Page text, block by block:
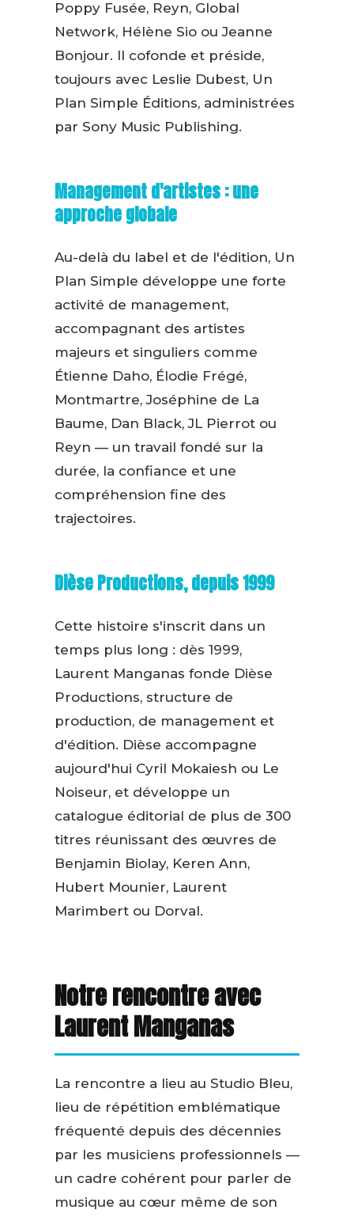
Poppy Fusée, Reyn, Global
Network, Hélène Sio ou Jeanne
Bonjour. Il cofonde et préside,
toujours avec Leslie Dubest, Un
Plan Simple Éditions, administrées
par Sony Music Publishing.
Management d'artistes : une
approche globale
Au-delà du label et de l'édition, Un
Plan Simple développe une forte
activité de management,
accompagnant des artistes
majeurs et singuliers comme
Étienne Daho, Élodie Frégé,
Montmartre, Joséphine de La
Baume, Dan Black, JL Pierrot ou
Reyn — un travail fondé sur la
durée, la confiance et une
compréhension fine des
trajectoires.
Dièse Productions, depuis 1999
Cette histoire s'inscrit dans un
temps plus long : dès 1999,
Laurent Manganas fonde Dièse
Productions, structure de
production, de management et
d'édition. Dièse accompagne
aujourd'hui Cyril Mokaiesh ou Le
Noiseur, et développe un
catalogue éditorial de plus de 300
titres réunissant des œuvres de
Benjamin Biolay, Keren Ann,
Hubert Mounier, Laurent
Marimbert ou Dorval.
Notre rencontre avec
Laurent Manganas
La rencontre a lieu au Studio Bleu,
lieu de répétition emblématique
fréquenté depuis des décennies
par les musiciens professionnels —
un cadre cohérent pour parler de
musique au cœur même de son